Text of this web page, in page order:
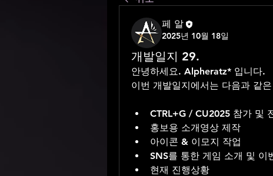
페 알
2025년 10월 18일
개발일지 29.
안녕하세요. Alpheratz* 입니다.
이번 개발일지에서는 다음과 같
CTRL+G / CU2025 참가 및
홍보용 소개영상 제작
아이콘 & 이모지 작업
SNS를 통한 게임 소개 및 이
현재 진행상황